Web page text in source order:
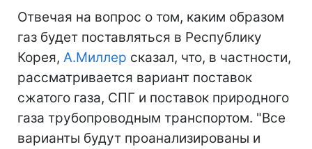
Отвечая на вопрос о том, каким образом
газ будет поставляться в Республику
Корея, А.Миллер сказал, что, в частности,
рассматривается вариант поставок
сжатого газа, СПГ и поставок природного
газа трубопроводным транспортом. "Все
варианты будут проанализированы и